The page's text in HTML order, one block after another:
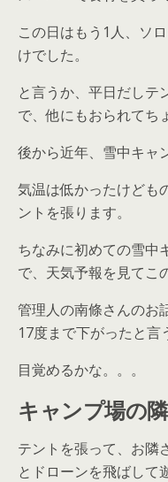
この日はもう 1 人、ソ
けでした。
と言うか、平日だしテ
で、他にもおられてち
後から近年、雪中キャ
気温は低かったけども
ントを張ります。
ちなみに初めての雪中
で、天気予報を見てこ
管理人の南條さんのお
17度まで下がったと言
目覚めるかな。。。
キャンプ場の
テントを張って、お隣
とドローンを飛ばして